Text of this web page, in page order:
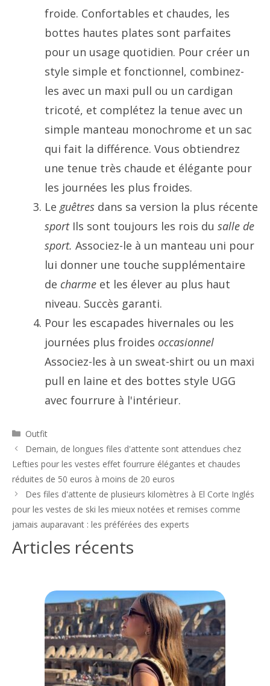
froide. Confortables et chaudes, les
bottes hautes plates sont parfaites
pour un usage quotidien. Pour créer un
style simple et fonctionnel, combinez-
les avec un maxi pull ou un cardigan
tricoté, et complétez la tenue avec un
simple manteau monochrome et un sac
qui fait la différence. Vous obtiendrez
une tenue très chaude et élégante pour
les journées les plus froides.
Le guêtres dans sa version la plus récente
sport Ils sont toujours les rois du salle de
sport. Associez-le à un manteau uni pour
lui donner une touche supplémentaire
de charme et les élever au plus haut
niveau. Succès garanti.
Pour les escapades hivernales ou les
journées plus froides occasionnel
Associez-les à un sweat-shirt ou un maxi
pull en laine et des bottes style UGG
avec fourrure à l'intérieur.
Catégories
Outfit
Navigation
des
Demain, de longues files d'attente sont attendues chez
Lefties pour les vestes effet fourrure élégantes et chaudes
réduites de 50 euros à moins de 20 euros
Des files d'attente de plusieurs kilomètres à El Corte Inglés
pour les vestes de ski les mieux notées et remises comme
jamais auparavant : les préférées des experts
Articles récents